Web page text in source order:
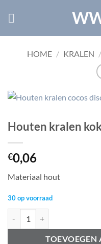
HOME / KRALEN /
Houten kralen
€0,06
Materiaal hout
30 op voorraad
TOEVOEGEN